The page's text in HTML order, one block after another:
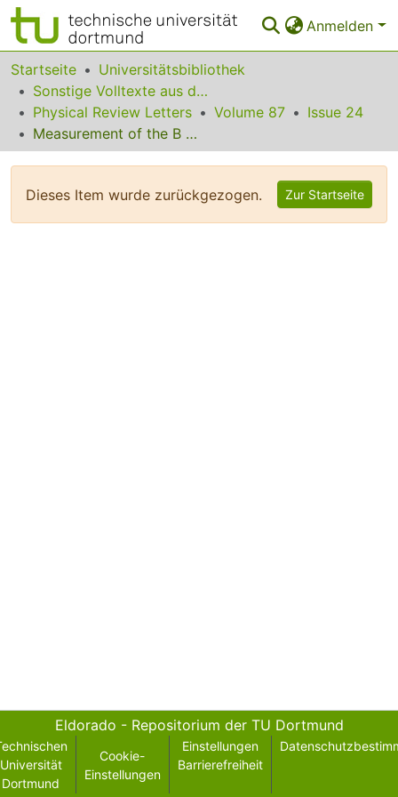
Anmelden
Bereiche & Sammlungen
Das gesamte Repositorium
Statistiken
Startseite
Universitätsbibliothek
Sonstige Volltexte aus dem Bibliotheksangebot
Physical Review Letters
Volume 87
Issue 24
Measurement of the B --> J/psiK*(892) Decay Amplitudes
Dieses Item wurde zurückgezogen. Zur Startseite
Eldorado - Repositorium der TU Dortmund
Universität
Dortmund
Cookie-
Einstellungen
Einstellungen
Barrierefreiheit